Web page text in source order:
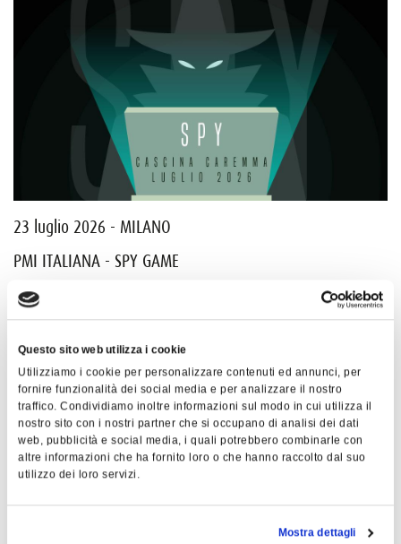
Questo sito web utilizza i cookie
Utilizziamo i cookie per personalizzare contenuti ed annunci, per
fornire funzionalità dei social media e per analizzare il nostro
traffico. Condividiamo inoltre informazioni sul modo in cui utilizza il
nostro sito con i nostri partner che si occupano di analisi dei dati
web, pubblicità e social media, i quali potrebbero combinarle con
altre informazioni che ha fornito loro o che hanno raccolto dal suo
utilizzo dei loro servizi.
Mostra dettagli
23 luglio 2026 - MILANO
PMI ITALIANA - SPY GAME
Dettagli
ULTIMI JOURNAL